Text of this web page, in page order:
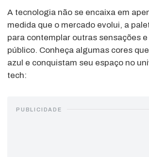
A tecnologia não se encaixa em
medida que o mercado evolui, a
para contemplar outras sensações
público. Conheça algumas cores
azul e conquistam seu espaço no
tech:
PUBLICIDADE